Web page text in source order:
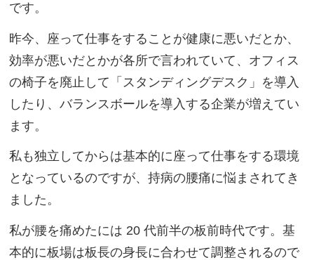
です。
昨今、座って仕事をすることが健康に悪いだとか、
効率が悪いだとかが各所で言われていて、オフィス
の椅子を廃止して「スタンディングデスク」を導入
したり、バランスボールを導入する企業が増えてい
ます。
私も独立してからは基本的に座って仕事をする環境
となっているのですが、持病の腰痛に悩まされてき
ました。
私が腰を痛めたには 20 代前半の板前時代です。基
本的に板場は板長の身長に合わせて調整されるので